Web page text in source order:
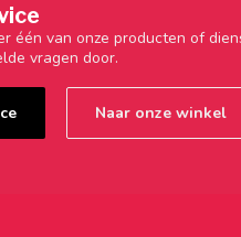
één van onze producten of
vragen door.
Naar onze winkel